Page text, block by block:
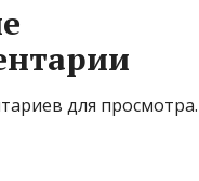
для просмотра.